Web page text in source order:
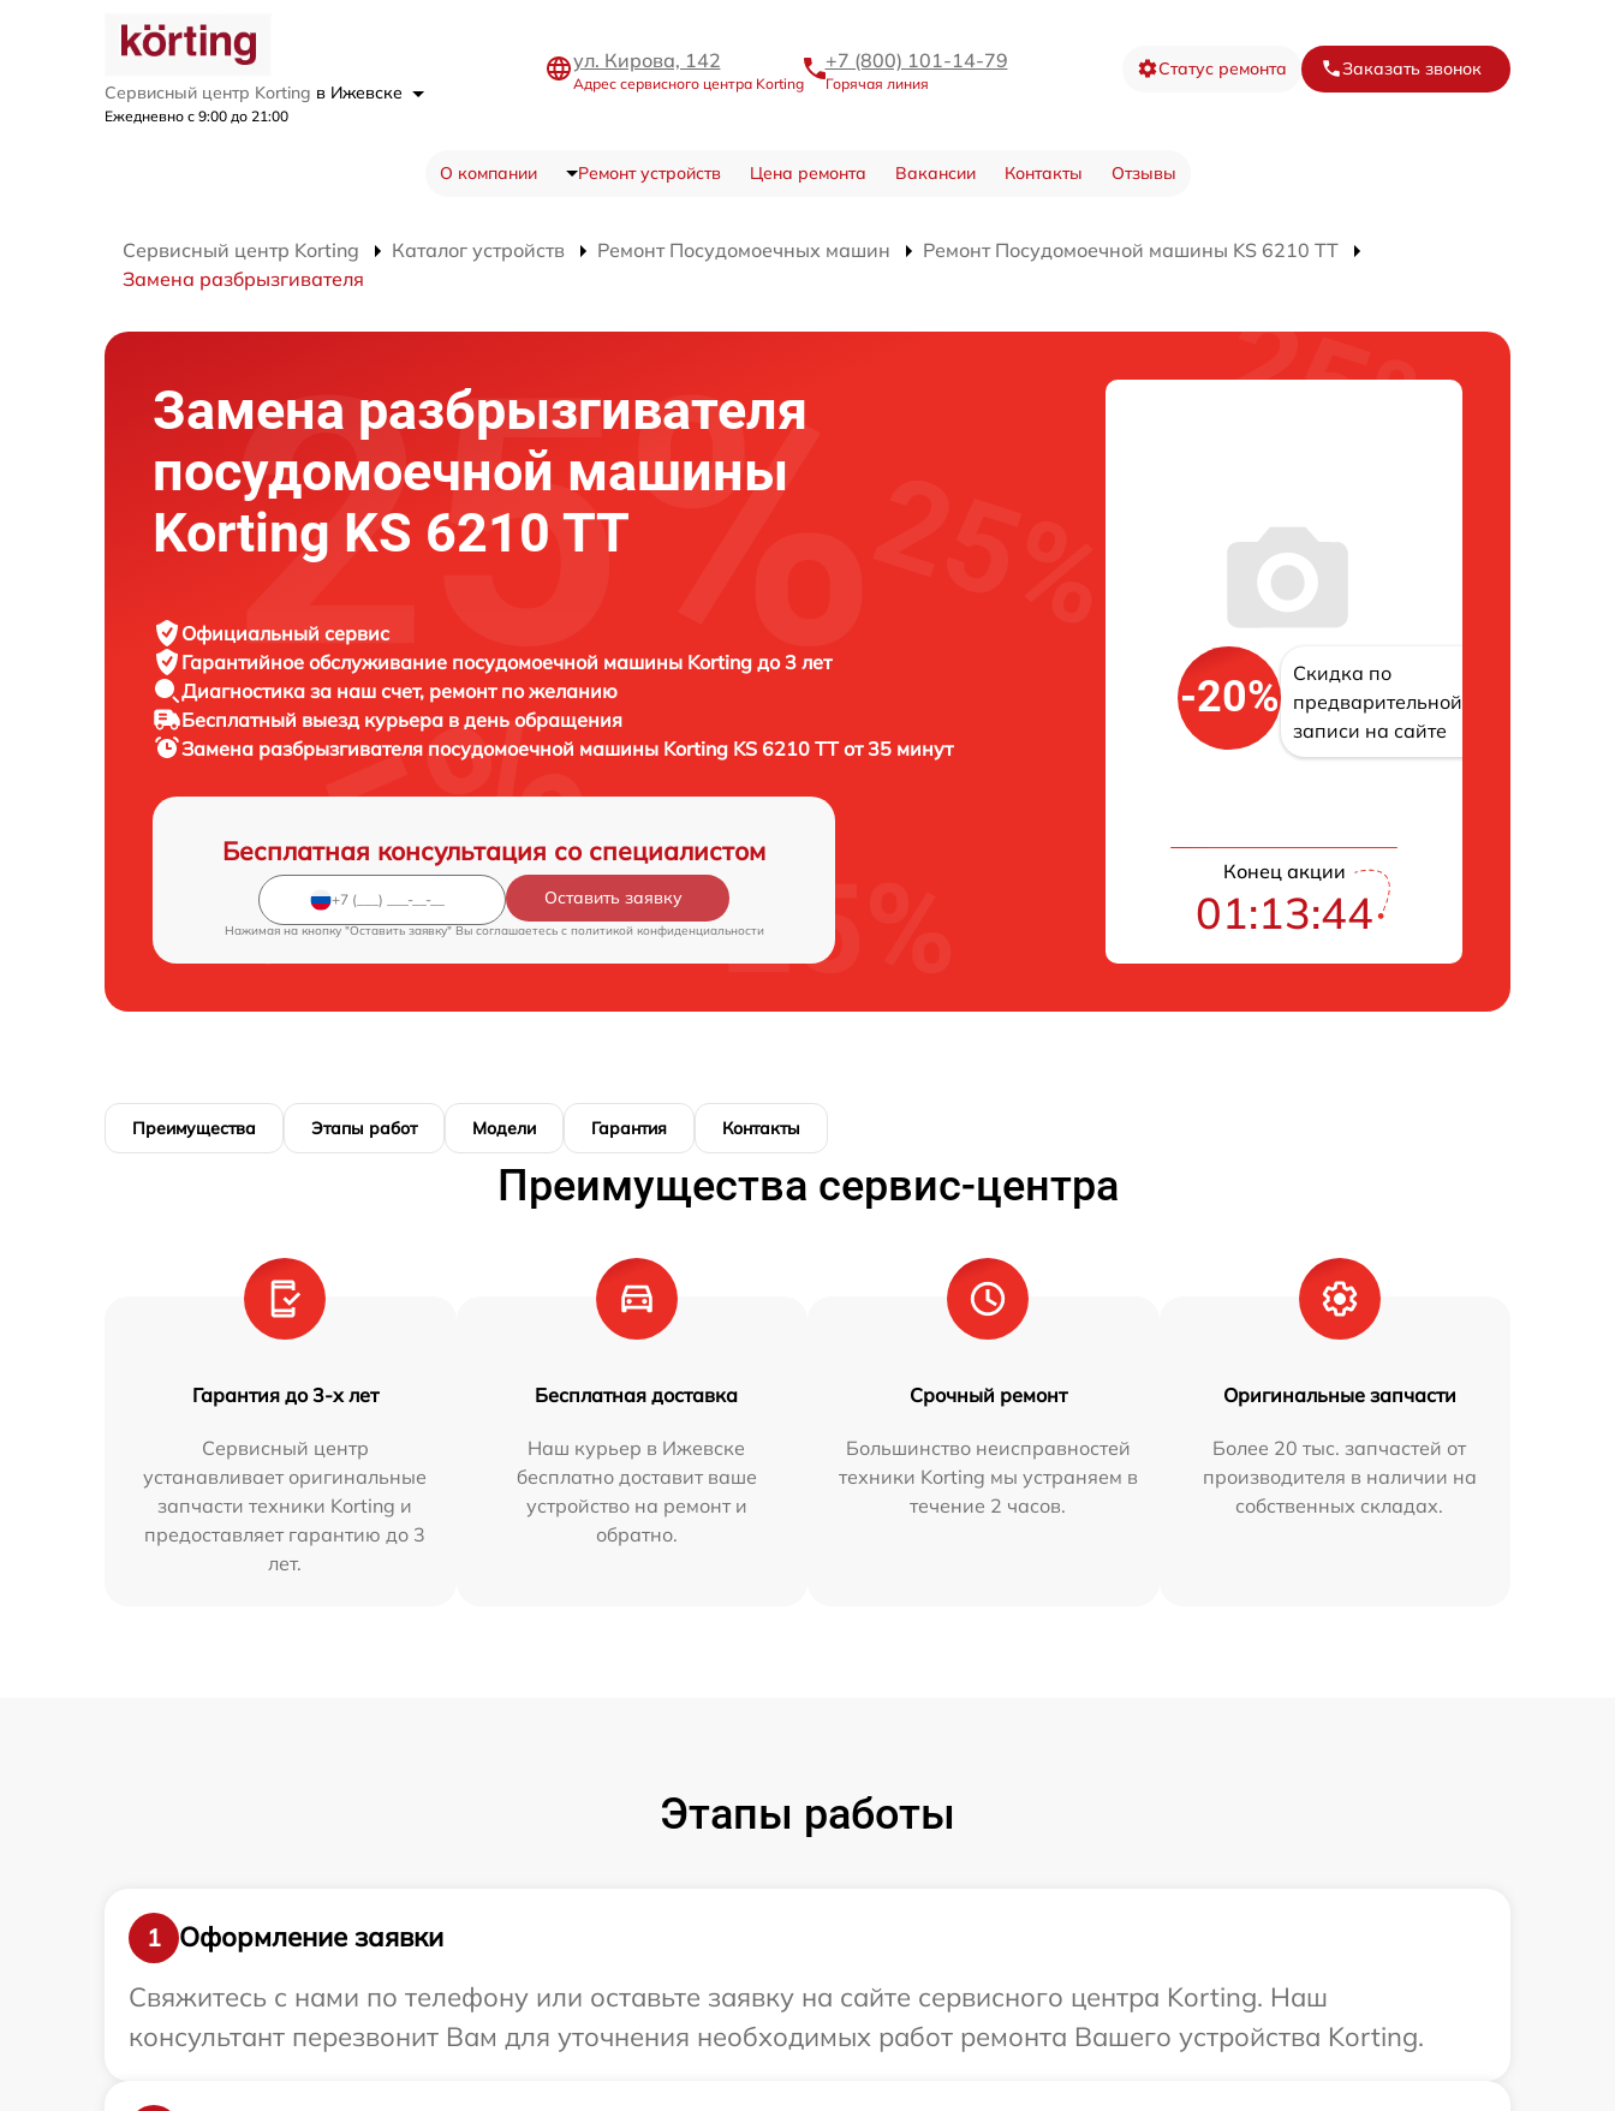
Сервисный центр Korting в Ижевске
Ежедневно с 9:00 до 21:00
ул. Кирова, 142
Адрес сервисного центра Korting
+7 (800) 101-14-79
Горячая линия
Статус ремонта Заказать звонок
О компании Ремонт устройств Цена ремонта Вакансии Контакты Отзывы
Сервисный центр Korting Каталог устройств Ремонт Посудомоечных машин
Ремонт Посудомоечной машины KS 6210 TT
Замена разбрызгивателя
Замена разбрызгивателя
посудомоечной машины
Korting KS 6210 TT
Официальный сервис
Гарантийное обслуживание посудомоечной машины Korting до 3 лет
Диагностика за наш счет, ремонт по желанию
Бесплатный выезд курьера в день обращения
Замена разбрызгивателя посудомоечной машины Korting KS 6210 TT от 35 минут
Бесплатная консультация со специалистом
Оставить заявку
Нажимая на кнопку "Оставить заявку" Вы соглашаетесь c политикой конфиденциальности
-20%
Скидка по
предварительной
записи на сайте
Конец акции
01:13:43
Преимущества Этапы работ Модели Гарантия Контакты
Преимущества сервис-центра
Гарантия до 3-х лет
Сервисный центр
устанавливает оригинальные
запчасти техники Korting и
предоставляет гарантию до 3
лет.
Бесплатная доставка
Наш курьер в Ижевске
бесплатно доставит ваше
устройство на ремонт и
обратно.
Срочный ремонт
Большинство неисправностей
техники Korting мы устраняем в
течение 2 часов.
Оригинальные запчасти
Более 20 тыс. запчастей от
производителя в наличии на
собственных складах.
Этапы работы
1
Оформление заявки
Свяжитесь с нами по телефону или оставьте заявку на сайте сервисного центра Korting. Наш
консультант перезвонит Вам для уточнения необходимых работ ремонта Вашего устройства Korting.